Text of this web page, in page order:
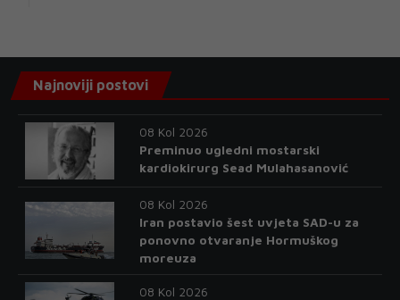
Najnoviji postovi
08 Kol 2026
Preminuo ugledni mostarski
kardiokirurg Sead Mulahasanović
08 Kol 2026
Iran postavio šest uvjeta SAD-u za
ponovno otvaranje Hormuškog
moreuza
08 Kol 2026